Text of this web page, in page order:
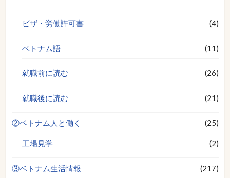
ビザ・労働許可書 (4)
ベトナム語 (11)
就職前に読む (26)
就職後に読む (21)
②ベトナム人と働く (25)
工場見学 (2)
③ベトナム生活情報 (217)